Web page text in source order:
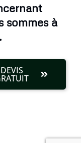
sommes à
DEVIS